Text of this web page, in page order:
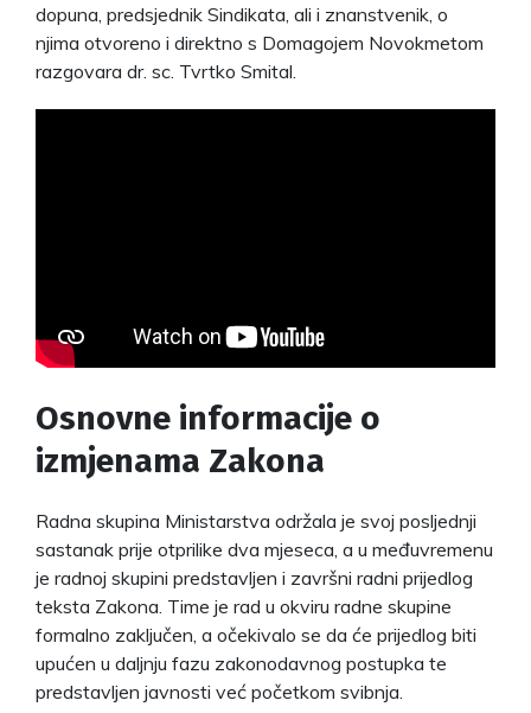
dopuna, predsjednik Sindikata, ali i znanstvenik, o
njima otvoreno i direktno s Domagojem Novokmetom
razgovara dr. sc. Tvrtko Smital.
Osnovne informacije o
izmjenama Zakona
Radna skupina Ministarstva održala je svoj posljednji
sastanak prije otprilike dva mjeseca, a u međuvremenu
je radnoj skupini predstavljen i završni radni prijedlog
teksta Zakona. Time je rad u okviru radne skupine
formalno zaključen, a očekivalo se da će prijedlog biti
upućen u daljnju fazu zakonodavnog postupka te
predstavljen javnosti već početkom svibnja.